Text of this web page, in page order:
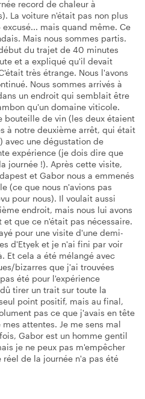
record de chaleur à
La voiture n'était pas non plus
mais quand même. Ce
Mais nous sommes partis.
du trajet de 40 minutes
et a expliqué qu'il devait
très étrange. Nous l'avons
Nous sommes arrivés à
un endroit qui semblait être
qu'un domaine viticole.
bouteille de vin (les deux étaient
à notre deuxième arrêt, qui était
avec une dégustation de
expérience (je dois dire que
journée !). Après cette visite,
et Gabor nous a emmenés
(ce que nous n'avions pas
pour nous). Il voulait aussi
endroit, mais nous lui avons
que ce n'était pas nécessaire.
pour une visite d'une demi-
d'Etyek et je n'ai fini par voir
Et cela a été mélangé avec
bizarres que j'ai trouvées
été pour l'expérience
tirer un trait sur toute la
point positif, mais au final,
pas ce que j'avais en tête
attentes. Je me sens mal
Gabor est un homme gentil
je ne peux pas m'empêcher
de la journée n'a pas été